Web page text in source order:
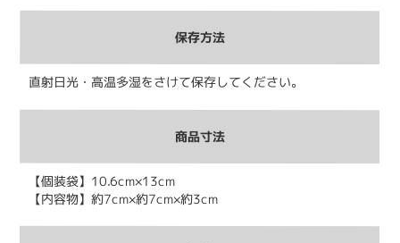
保存方法
直射日光・高温多湿をさけて保存してください。
商品寸法
【個装袋】10.6cm×13cm
【内容物】約7cm×約7cm×約3cm